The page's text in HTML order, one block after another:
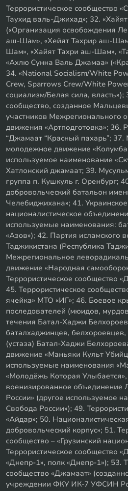
Террористическое сообщество
Таухид валь-Джихад»; 32.
(«Организация освобождения
аш-Шам», «Хейят Тахрир аш-
Шам», «Хайят Тахри аш-Шам»,
«Ахлю Сунна Валь Джамаа»
34. «National Socialism/White
Crew, Sparrows Crew/White
социализм/Белая сила, власть»);
сообщество, созданное
участников Межрегионального
движения «Артподготовка»; 36.
“Джамаат “Красный пахарь”;
молодежное движение
используемое наименование
Хатлонский джамаат; 39.
группа п. Кушкуль г. Оренбург;
добровольческий батальон
Челебиджихана»; 41.
националистическое
используемые наименования:
«Азов»); 42. Партия исламского
Таджикистана (Республика
Межрегиональное
движение «Народная
Террористическое сообщество
45. Террористическое
ячейка» МТО «ИГ»; 46. Боевое
последователей (мюидов,
течения Батал-Хаджи
баталхаджинцев,
(устаза) Батал-Хаджи
движение «Маньяки Культ
используемые наименования
«Молодёжь Которая
военизированное объединение
России» (другое используемое
Свобода России»); 49.
«Айдар»; 50.
добровольческий корпус»; 51.
сообщество – «Грузинский
Террористическое сообщество
«Днепр-1», полк «Днепр-1»); 53.
сообщество «Джамаат»
учреждении ФКУ ИК-7 УФСИН